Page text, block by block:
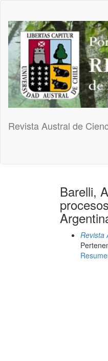
Contenido
principal
Barra
lateral
Revista Austral de
Barelli,
Revista